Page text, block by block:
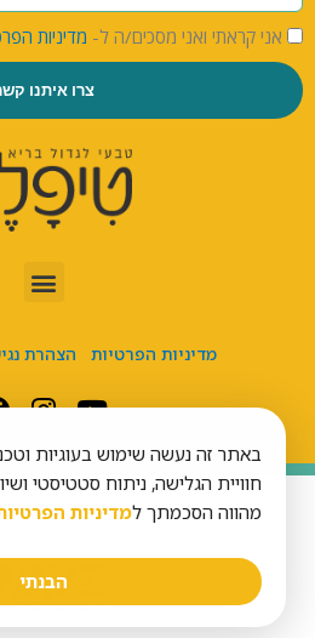
באתר זה נעשה שימוש בעוגיות
חוויית הגלישה, ניתוח סטטיסטי
מהווה הסכמתך למדיניות
הבנתי
אני קראתי ואני מסכים/ה ל- מדיניות
צרו איתנו
מדיניות הפרטיות הצהרת
כל הזכויות שמורות